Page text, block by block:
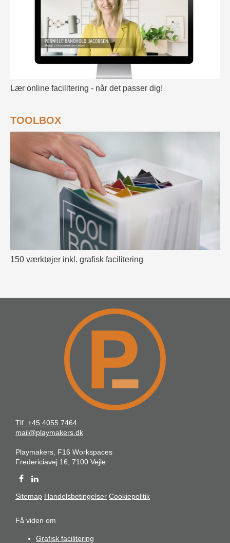
Lær online facilitering - når det passer dig!
TOOLBOX
150 værktøjer inkl. grafisk facilitering
Tlf. +45 4055 7464
mail@playmakers.dk
Playmakers, F16 Workspaces
Fredericiavej 16, 7100 Vejle
Sitemap Handelsbetingelser Cookiepolitik
Få viden om
Grafisk facilitering